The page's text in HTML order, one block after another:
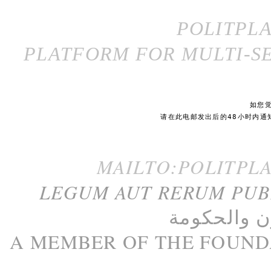
PLATFORM FOR MULTI-
如您
请在此电邮发出后的48小时内通
LEGUM AUT RERUM
والحكومة
A MEMBER OF THE